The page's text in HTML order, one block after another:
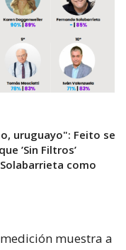
uruguayo": Feito se
’Sin Filtros’
como
muestra a